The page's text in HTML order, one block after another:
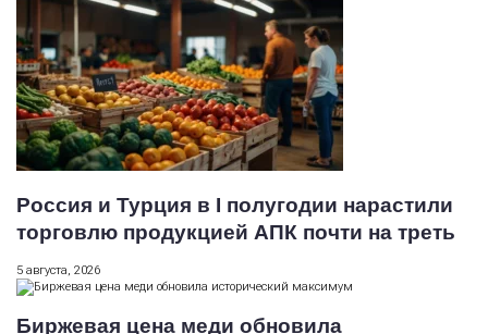
Россия и Турция в I полугодии нарастили
торговлю продукцией АПК почти на треть
5 августа, 2026
Биржевая цена меди обновила